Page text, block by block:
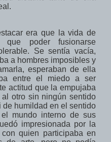
era que la vida de
poder fusionarse
Se sentía vacía,
a hombres imposibles y
esperaban de ella
entre el miedo a ser
actitud que la empujaba
otro sin ningún sentido
de humildad en el sentido
mundo interno de sus
impresionada por la
quien participaba en